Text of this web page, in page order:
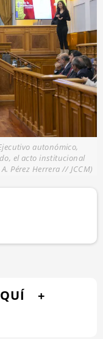
autonómico,
el acto institucional
Pérez Herrera // JCCM)